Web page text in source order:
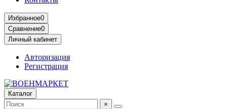
Избранное0
Сравнение0
Личный кабинет
Авторизация
Регистрация
Каталог
×